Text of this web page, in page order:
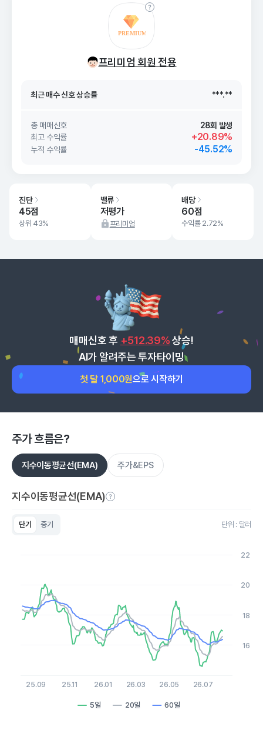
프리미엄 회원 전용
26. 08/08
최근 매수 신호 상승률 ***.**
최근 매수 신호 ***.**
총 매매신호
28회 발생
최고 수익률
+20.89%
누적 수익률 -45.52%
진단
45점
상위 43%
밸류
저평가
프리미엄
배당
60점
수익률 2.72%
매매신호 후 +512.39% 상승!
AI가 알려주는 투자타이밍
첫 달 1,000원으로 시작하기
주가 흐름은?
지수이동평균선(EMA) 주가&EPS
지수이동평균선(EMA)
단기 중기 단위 : 달러
The chart has 1 Y axis displaying values. Data ranges from
5일 20일 60일
25.09 25.11 26.01 26.03 26.05 26.07
16
18
20
22